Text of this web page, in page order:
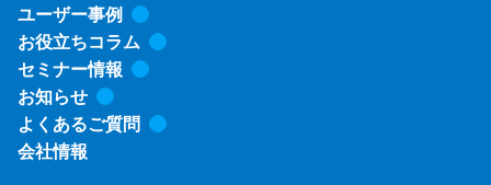
ユーザー事例
お役立ちコラム
セミナー情報
お知らせ
よくあるご質問
会社情報